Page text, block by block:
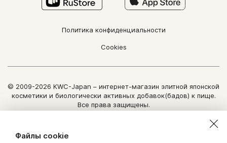
Политика конфиденциальности
Cookies
© 2009-2026 KWC-Japan – интернет-магазин элитной японской
косметики и биологически активных добавок(бадов) к пище.
Все права защищены.
Файлы cookie